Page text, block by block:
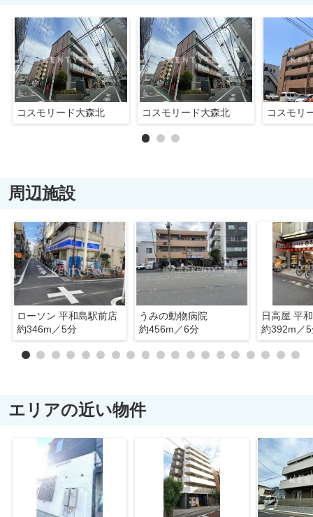
コスモリード大森北 コスモリード大森北 コスモリ
周辺施設
ローソン 平和島駅前店
約346m／5分
うみの動物病院
約456m／6分
日高屋 平
約392m／
エリアの近い物件